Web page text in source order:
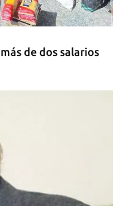
de dos salarios